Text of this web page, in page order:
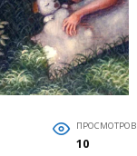
ПРОСМОТРОВ
10